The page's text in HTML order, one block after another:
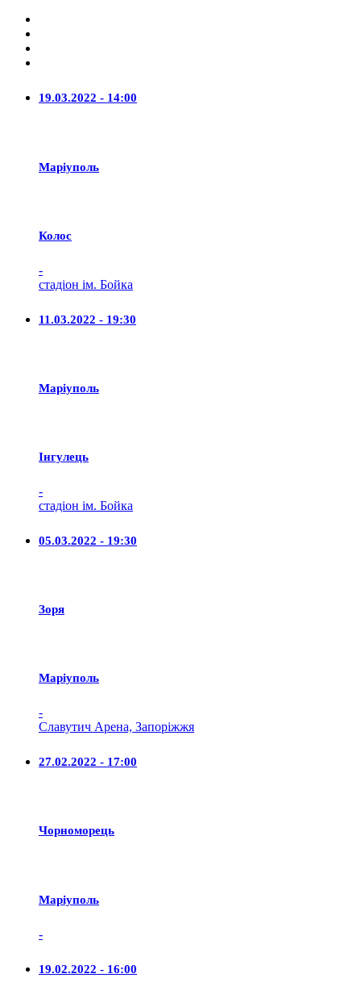
19.03.2022 - 14:00
Маріуполь
Колос
-
стадіон ім. Бойка
11.03.2022 - 19:30
Маріуполь
Iнгулець
-
стадіон ім. Бойка
05.03.2022 - 19:30
Зоря
Маріуполь
-
Славутич Арена, Запоріжжя
27.02.2022 - 17:00
Чорноморець
Маріуполь
-
19.02.2022 - 16:00